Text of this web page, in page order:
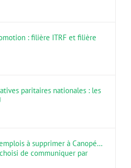
: filière ITRF et filière
paritaires nationales : les
à supprimer à Canopé…
de communiquer par